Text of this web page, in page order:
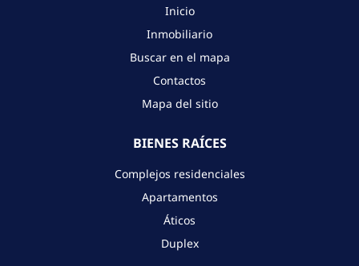
Inicio
Inmobiliario
Buscar en el mapa
Contactos
Mapa del sitio
BIENES RAÍCES
Complejos residenciales
Apartamentos
Áticos
Duplex